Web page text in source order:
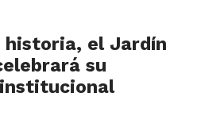
historia, el Jardín
su